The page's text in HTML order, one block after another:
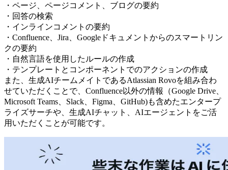
・ページ、ページコメント、ブログの要約
・回答の検索
・インラインコメントの要約
・Confluence、Jira、Googleドキュメントからのスマートリン
クの要約
・自然言語を使用したルールの作成
・テンプレートとコンポーネントでのアクションの作成
また、生成AIチームメイトであるAtlassian Rovoを組み合わ
せていただくことで、Confluence以外の情報（Google Drive、
Microsoft Teams、Slack、Figma、GitHub)も含めたエンタープ
ライズサーチや、生成AIチャット、AIエージェントをご活
用いただくことが可能です。